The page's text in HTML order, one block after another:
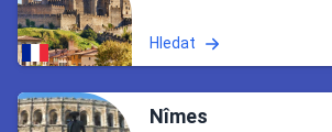
Hledat
Nîmes